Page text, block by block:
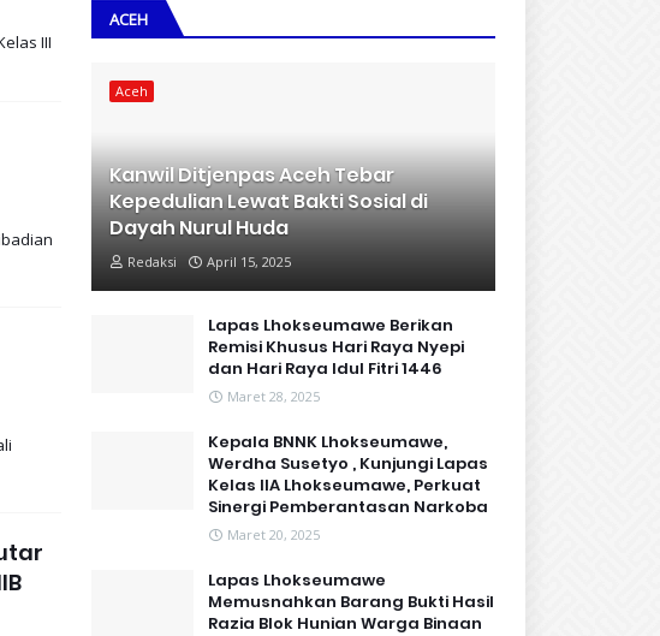
III
ACEH
Aceh
Kanwil Ditjenpas Aceh Tebar
Kepedulian Lewat Bakti Sosial di
Dayah Nurul Huda
Redaksi April 15, 2025
Lapas Lhokseumawe Berikan
Remisi Khusus Hari Raya Nyepi
dan Hari Raya Idul Fitri 1446
Maret 28, 2025
Kepala BNNK Lhokseumawe,
Werdha Susetyo , Kunjungi Lapas
Kelas IIA Lhokseumawe, Perkuat
Sinergi Pemberantasan Narkoba
Maret 20, 2025
Lapas Lhokseumawe
Memusnahkan Barang Bukti Hasil
Razia Blok Hunian Warga Binaan